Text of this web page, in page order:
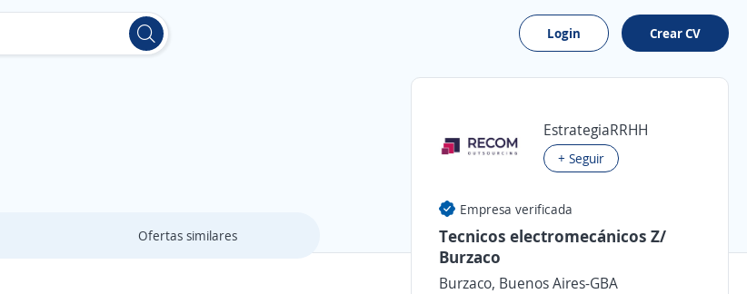
Login Crear CV
Ofertas similares
EstrategiaRRHH
+ Seguir
Empresa verificada
Tecnicos electromecánicos Z/
Burzaco
Burzaco, Buenos Aires-GBA